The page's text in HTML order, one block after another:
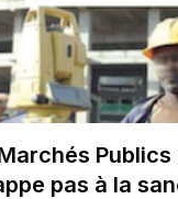
pas à la